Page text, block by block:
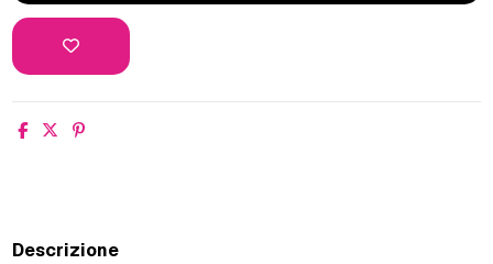
Descrizione